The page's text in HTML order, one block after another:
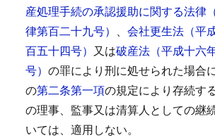
産処理手続の承認援助に関する法律
律第百二十九号） 、 会社更生法（平
百五十四号） 又は破産法（平成十六
号） の罪により刑に処せられた場合
の第二条第一項の規定により存続す
の理事、監事又は清算人としての継
いては、適用しない。